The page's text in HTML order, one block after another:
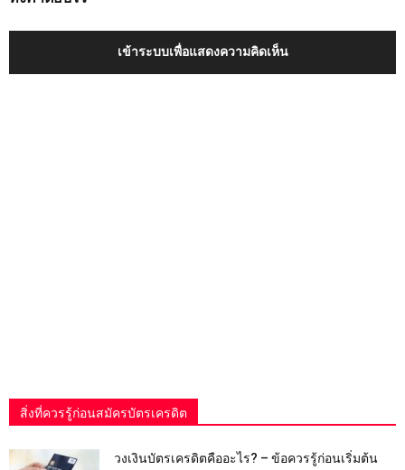
เข้าระบบเพื่อแสดงความคิดเห็น
สิ่งที่ควรรู้ก่อนสมัครบัตรเครดิต
วงเงินบัตรเครดิตคืออะไร? – ข้อควรรู้ก่อนเริ่มต้น